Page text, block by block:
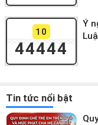
10
44444
Ý
Tin tức nổi bật